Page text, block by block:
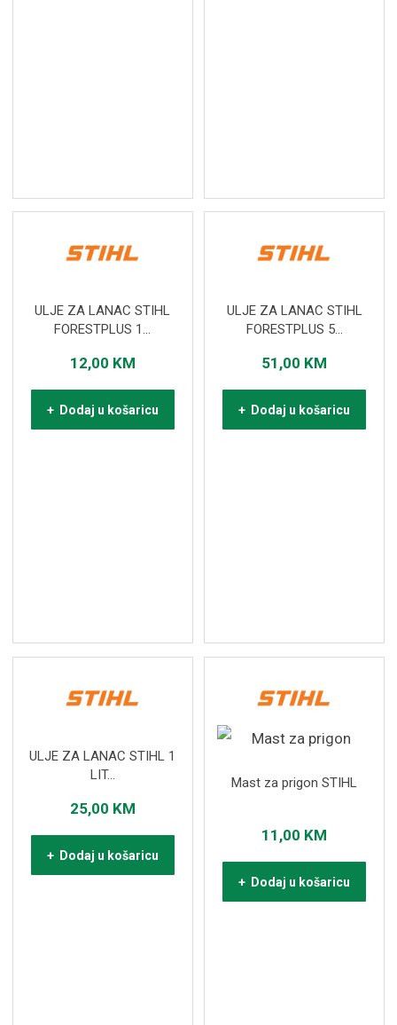
ULJE ZA LANAC STIHL
FORESTPLUS 1...
12,00 KM
+ Dodaj u košaricu
ULJE ZA LANAC STIHL
FORESTPLUS 5...
51,00 KM
+ Dodaj u košaricu
ULJE ZA LANAC STIHL 1
LIT...
25,00 KM
+ Dodaj u košaricu
Mast za prigon STIHL
11,00 KM
+ Dodaj u košaricu